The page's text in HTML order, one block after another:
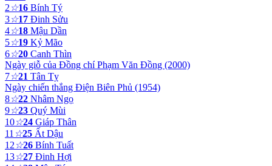
2 ☆16 Bính Tý
3☆17 Đinh Sửu
4☆18 Mậu Dần
5☆19 Kỷ Mão
6☆20 Canh Thìn
Ngày giỗ của Đồng chí Phạm Văn Đồng (2000)
7☆21 Tân Tỵ
Ngày chiến thắng Điện Biên Phủ (1954)
8☆22 Nhâm Ngọ
9☆23 Quý Mùi
10☆24 Giáp Thân
11 ☆25 Ất Dậu
12 ☆26 Bính Tuất
13☆27 Đinh Hợi